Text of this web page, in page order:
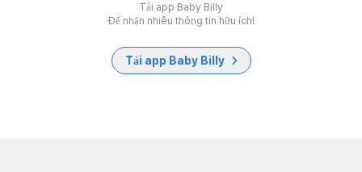
Tải app Baby Billy
Để nhận nhiều thông tin hữu ích!
Tải app Baby Billy